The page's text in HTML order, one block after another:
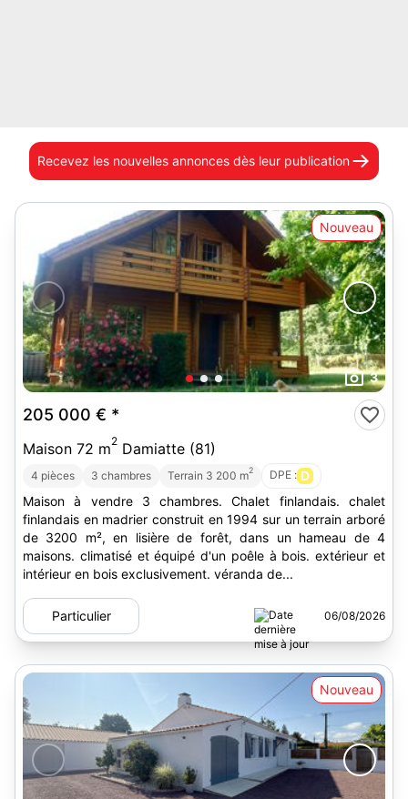
Recevez les nouvelles annonces dès leur publication
Nouveau
3
205 000 € *
Maison 72 m2 Damiatte (81)
4 pièces 3 chambres Terrain 3 200 m2 DPE : D
Maison à vendre 3 chambres. Chalet finlandais. chalet
finlandais en madrier construit en 1994 sur un terrain arboré
de 3200 m², en lisière de forêt, dans un hameau de 4
maisons. climatisé et équipé d'un poêle à bois. extérieur et
intérieur en bois exclusivement. véranda de...
Particulier 06/08/2026
Nouveau